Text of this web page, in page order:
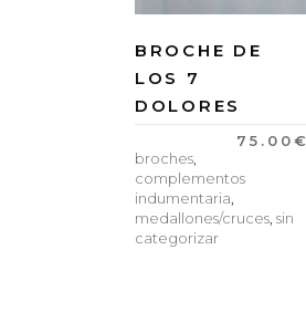
BROCHE DE
LOS 7
DOLORES
75.00€
broches
complementos
indumentaria
medallones/cruces sin
categorizar